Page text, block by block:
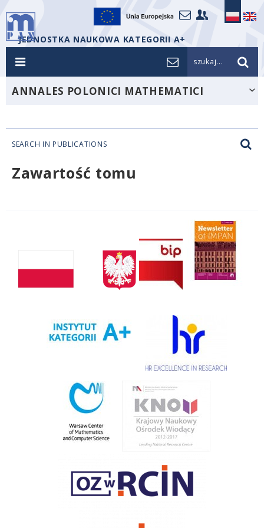
JEDNOSTKA NAUKOWA KATEGORII A+
szukaj...
ANNALES POLONICI MATHEMATICI
SEARCH IN PUBLICATIONS
Zawartość tomu